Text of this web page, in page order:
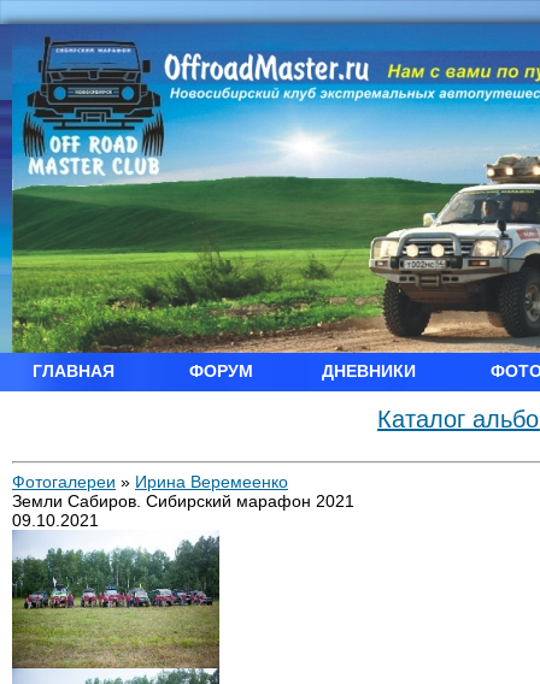
ГЛАВНАЯ ФОРУМ ДНЕВНИКИ
Каталог
Фотогалереи » Ирина Веремеенко
Земли Сабиров. Сибирский марафон 2021
09.10.2021